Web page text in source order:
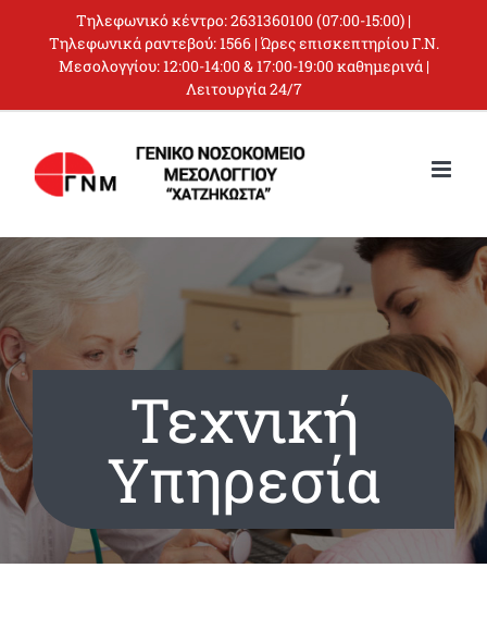
content
Τηλεφωνικό κέντρο:2631360100(07:00-15:00) |
Τηλεφωνικά ραντεβού:1566| Ώρες επισκεπτηρίου Γ.Ν.
Μεσολογγίου: 12:00-14:00 & 17:00-19:00 καθημερινά |
Λειτουργία 24/7
Τεχνική
Υπηρεσία